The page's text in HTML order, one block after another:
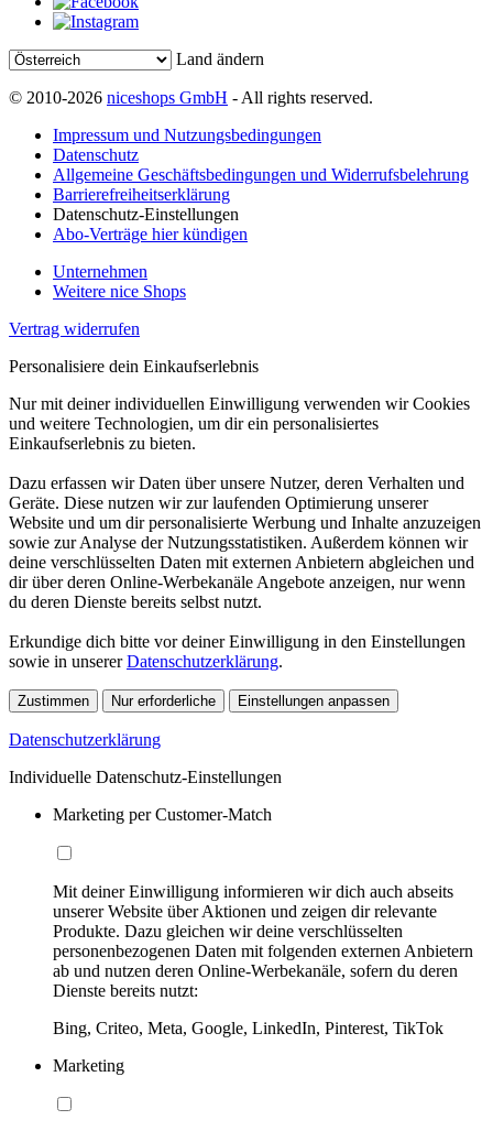
Land ändern
© 2010-2026 niceshops GmbH - All rights reserved.
Impressum und Nutzungsbedingungen
Datenschutz
Allgemeine Geschäftsbedingungen und Widerrufsbelehrung
Barrierefreiheitserklärung
Datenschutz-Einstellungen
Abo-Verträge hier kündigen
Unternehmen
Weitere nice Shops
Vertrag widerrufen
Personalisiere dein Einkaufserlebnis
Nur mit deiner individuellen Einwilligung verwenden wir Cookies
und weitere Technologien, um dir ein personalisiertes
Einkaufserlebnis zu bieten.
Dazu erfassen wir Daten über unsere Nutzer, deren Verhalten und
Geräte. Diese nutzen wir zur laufenden Optimierung unserer
Website und um dir personalisierte Werbung und Inhalte anzuzeigen
sowie zur Analyse der Nutzungsstatistiken. Außerdem können wir
deine verschlüsselten Daten mit externen Anbietern abgleichen und
dir über deren Online-Werbekanäle Angebote anzeigen, nur wenn
du deren Dienste bereits selbst nutzt.
Erkundige dich bitte vor deiner Einwilligung in den Einstellungen
sowie in unsererDatenschutzerklärung.
Zustimmen Nur erforderliche Einstellungen anpassen
Datenschutzerklärung
Individuelle Datenschutz-Einstellungen
Marketing per Customer-Match
Mit deiner Einwilligung informieren wir dich auch abseits
unserer Website über Aktionen und zeigen dir relevante
Produkte. Dazu gleichen wir deine verschlüsselten
personenbezogenen Daten mit folgenden externen Anbietern
ab und nutzen deren Online-Werbekanäle, sofern du deren
Dienste bereits nutzt:
Bing, Criteo, Meta, Google, LinkedIn, Pinterest, TikTok
Marketing